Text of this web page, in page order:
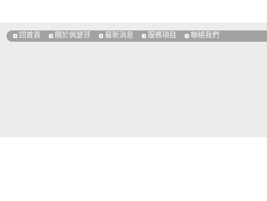
回首頁 關於佩瑟芬 最新消息 服務項目 聯絡我們